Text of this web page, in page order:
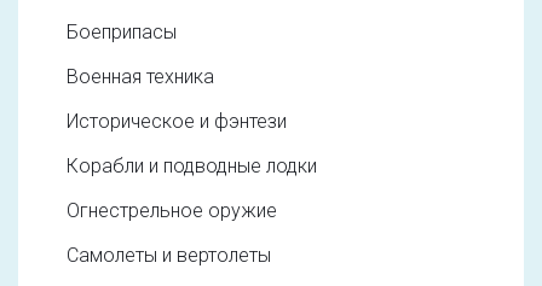
Боеприпасы
Военная техника
Историческое и фэнтези
Корабли и подводные лодки
Огнестрельное оружие
Самолеты и вертолеты